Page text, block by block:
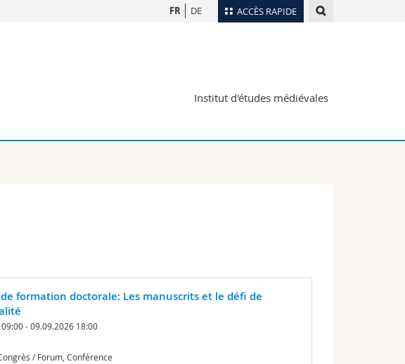
ACCÈS RAPIDE
Doctorants
Bibliothèques
FR DE
Institut d'études médiévales
formation doctorale: Les manuscrits et le défi de
- 09.09.2026 18:00
/ Forum, Conférence